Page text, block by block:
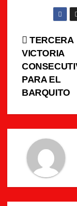
de
entradas
TERCERA
VICTORIA
PARA EL
BARQUITO